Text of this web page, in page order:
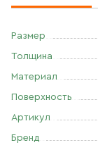
Размер
Толщина
Материал
Поверхность
Артикул
Бренд